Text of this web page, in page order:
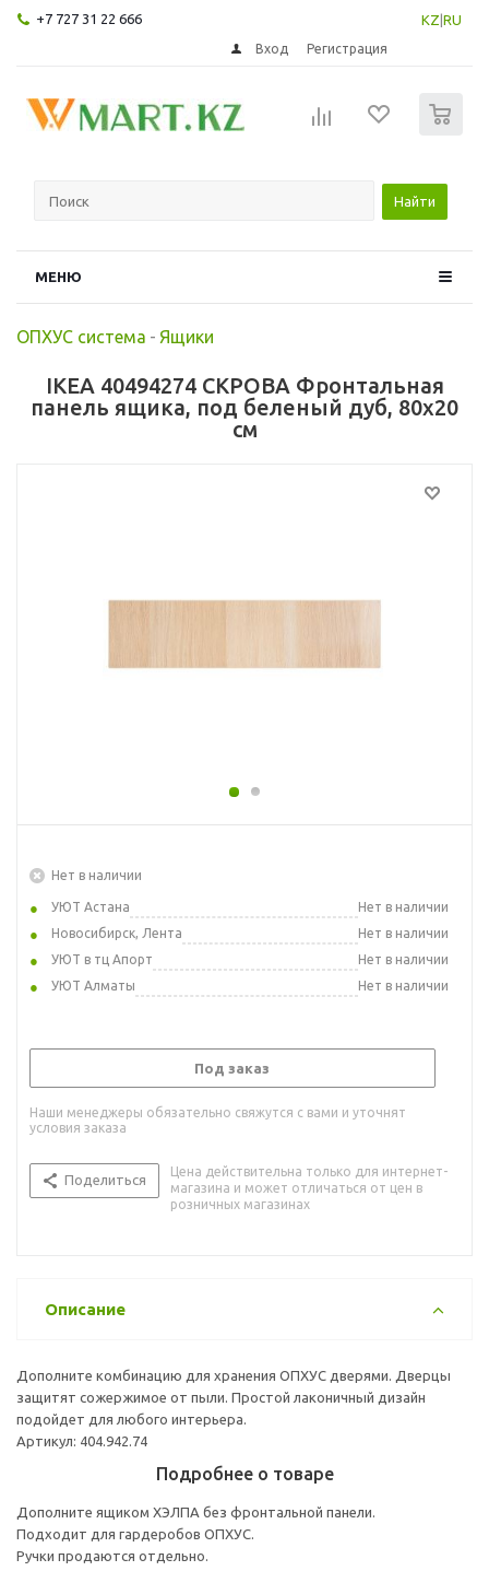
+7 727 31 22 666 KZ RU
Вход Регистрация
Найти
МЕНЮ
ОПХУС система - Ящики
IKEA 40494274 СКРОВА Фронтальная
панель ящика, под беленый дуб, 80x20
см
Нет в наличии
УЮТ Астана
Нет в наличии
Новосибирск, Лента
Нет в наличии
УЮТ в тц Апорт
Нет в наличии
УЮТ Алматы
Нет в наличии
Под заказ
Наши менеджеры обязательно свяжутся с вами и уточнят
условия заказа
Поделиться
Цена действительна только для интернет-
магазина и может отличаться от цен в
розничных магазинах
Описание
Дополните комбинацию для хранения ОПХУС дверями. Дверцы
защитят сожержимое от пыли. Простой лаконичный дизайн
подойдет для любого интерьера.
Артикул: 404.942.74
Подробнее о товаре
Дополните ящиком ХЭЛПА без фронтальной панели.
Подходит для гардеробов ОПХУС.
Ручки продаются отдельно.